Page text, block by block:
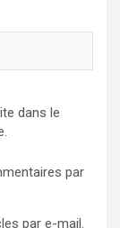
dans le
par
par e-mail.